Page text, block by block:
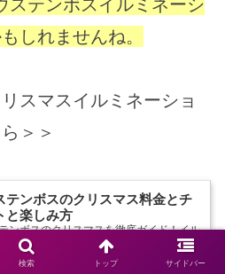
しれませんね。
スマスイルミネーショ
＞＞
テンボスのクリスマス料金とチ
と楽しみ方
ンボスのクリスマスを徹底ガイド！イル
ション、クリスマスマーケット、特別ディ
花火など、特別なひとときを楽しむための
チケット情報を詳しく紹介。家族連れやカ
検索 トップ サイドバー